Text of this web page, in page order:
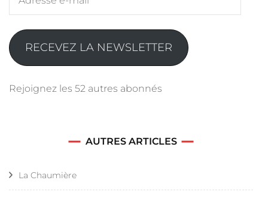
mail
RECEVEZ LA NEWSLETTER
Rejoignez les 52 autres abonnés
AUTRES ARTICLES
La Chaumière